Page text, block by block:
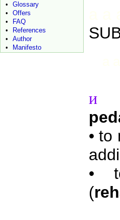
•
Glossary
•
Offers
•
FAQ
•
References
•
Author
•
Manifesto
и
•
•
(